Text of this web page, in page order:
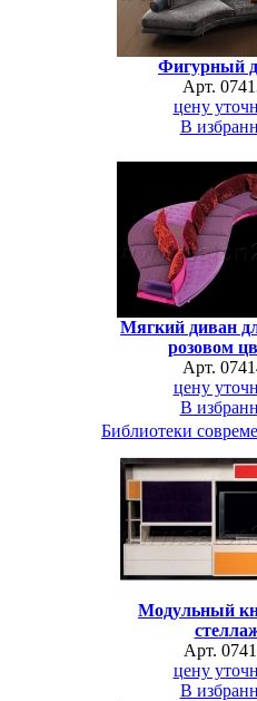
Фигурный
Арт.
цену
В
Мягкий диван
розовом
Арт.
цену
В
Библиотеки
Модульный
Арт.
цену
В